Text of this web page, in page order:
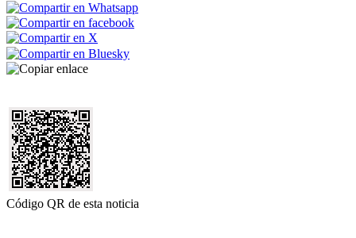
Código QR de esta noticia